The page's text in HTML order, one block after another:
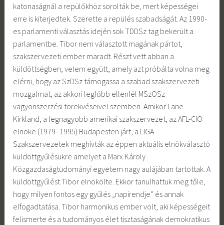
katonaságnál a repülőkhöz sorolták be, mert képességei
erre is kiterjedtek. Szerette a repülés szabadságát. Az 1990-
es parlamenti választás idején sok TDDSz tag bekerült a
parlamentbe. Tibor nem választott magának pártot,
szakszervezeti ember maradt. Részt vett abban a
küldöttségben, velem együtt, amely azt próbálta volna meg
elérni, hogy az SzDSz támogassa a szabad szakszervezeti
mozgalmat, az akkori legfőbb ellenfél MSzOSz
vagyonszerzési törekvéseivel szemben. Amikor Lane
Kirkland, a legnagyobb amerikai szakszervezet, az AFL-CIO
elnöke (1979–1995) Budapesten járt, a LIGA
Szakszervezetek meghívták az éppen aktuális elnökválasztó
küldöttgyűlésükre amelyet a Marx Károly
Közgazdaságtudományi egyetem nagy aulájában tartottak. A
küldöttgyűlést Tibor elnökölte. Ekkor tanulhattuk meg tőle,
hogy milyen fontos egy gyűlés „napirendje” és annak
elfogadtatása. Tibor harmonikus ember volt, aki képességeit
felismerte és a tudományos élet tisztaságának demokratikus